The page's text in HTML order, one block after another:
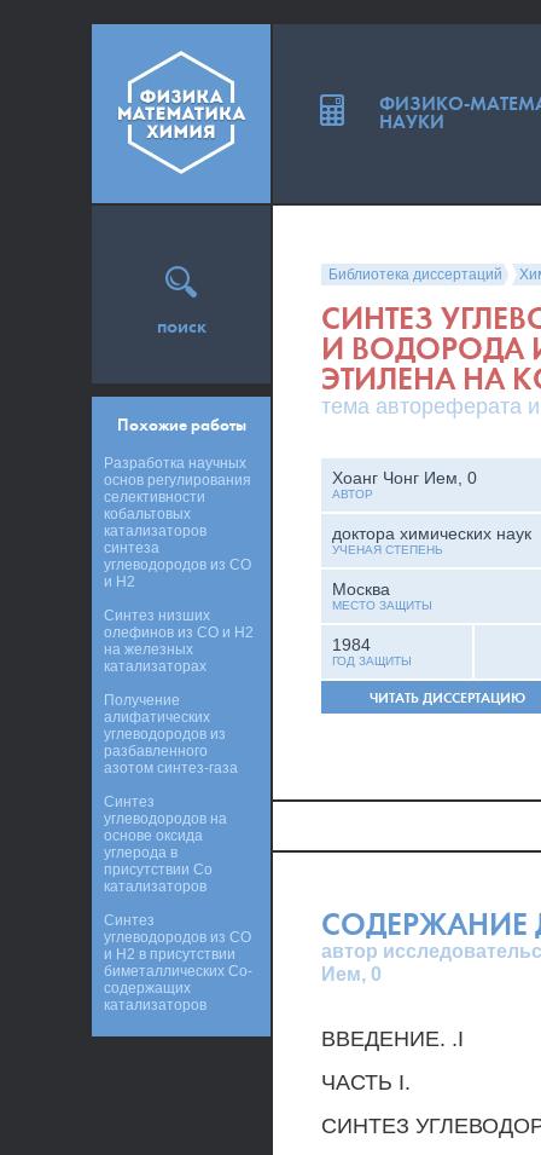
Библиотека диссертаций
СИНТЕЗ
И ВОДОРОДА
ЭТИЛЕНА НА
тема автореферата
Хоанг Чонг Ием, 0
АВТОР
доктора химических наук
УЧЕНАЯ СТЕПЕНЬ
Москва
МЕСТО ЗАЩИТЫ
1984
ГОД ЗАЩИТЫ
ЧИТАТЬ ДИССЕРТАЦИЮ
СОДЕРЖАНИЕ
автор
Ием, 0
ВВЕДЕНИЕ. .I
ЧАСТЬ I.
СИНТЕЗ
поиск
Похожие работы
Разработка научных
основ регулирования
селективности
кобальтовых
катализаторов
синтеза
углеводородов из СО
и Н2
Синтез низших
олефинов из СО и Н2
на железных
катализаторах
Получение
алифатических
углеводородов из
разбавленного
азотом синтез-газа
Синтез
углеводородов на
основе оксида
углерода в
присутствии Со
катализаторов
Синтез
углеводородов из CO
и H2 в присутствии
биметаллических Co-
содержащих
катализаторов
ФИЗИКО-
НАУКИ